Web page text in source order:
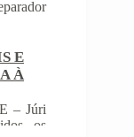
E
À
– Júri
os
e nas
para